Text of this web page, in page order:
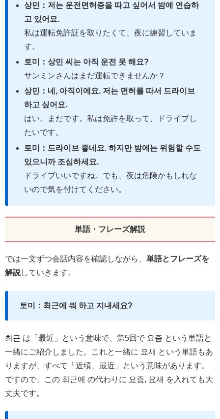
상민：저는 운전면허증을 따고 싶어서 밤에 연습하
고 있어요.
私は運転免許証を取りたくて、夜に練習していま
す。
토미：상민 씨는 아직 운전 못 해요?
サンミンさんはまだ運転できませんか？
상민：네, 아직이에요. 저는 면허를 따서 드라이브
하고 싶어요.
はい。まだです。私は免許を取って、ドライブし
たいです。
토미：드라이브 좋네요. 하지만 밤에는 위험할 수도
있으니까 조심하세요.
ドライブいいですね。でも、夜は危険かもしれな
いので気を付けてください。
単語・フレーズ解説
では一文ずつ会話内容を確認しながら、 単語とフレーズを
解説していきます。
토미：최근에 뭐 하고 지내세요?
최근 は「最近」という意味で、第5回で 요즘 という単語と
一緒にご紹介しました。これと一緒に 요새 という単語もあ
りますが、すべて「近頃、最近」という意味があります。
ですので、この 최근에 の代わりに 요즘, 요새 を入れても大
丈夫です。